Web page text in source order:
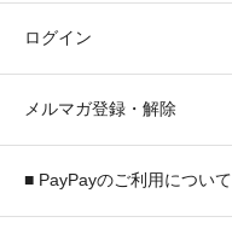
ログイン
メルマガ登録・解除
■ PayPayのご利用について